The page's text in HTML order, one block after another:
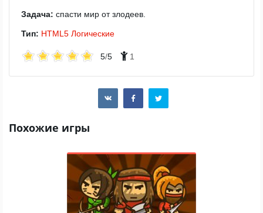
Задача: спасти мир от злодеев.
Тип: HTML5 Логические
5/5 1
Похожие игры